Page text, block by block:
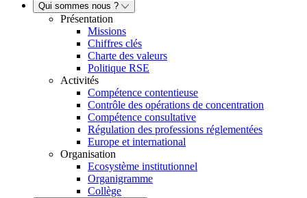
Qui sommes nous ?
Présentation
Missions
Chiffres clés
Charte des valeurs
Politique RSE
Activités
Compétence contentieuse
Contrôle des opérations de concentration
Compétence consultative
Régulation des professions réglementées
Europe et international
Organisation
Ecosystème institutionnel
Organigramme
Collège